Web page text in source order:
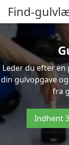
Find-
Leder du efter en
din gulvopgave
fra
Indhent